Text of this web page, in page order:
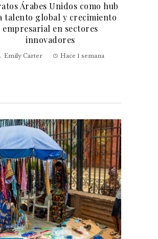
Árabes Unidos como hub
talento global y crecimiento
empresarial en sectores
innovadores
Emily Carter Hace 1 semana